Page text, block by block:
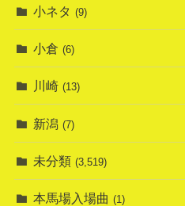
小ネタ (9)
小倉 (6)
川崎 (13)
新潟 (7)
未分類 (3,519)
本馬場入場曲 (1)